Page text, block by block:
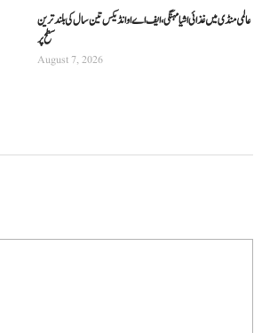
عالمی منڈی میں غذائی اشیا مہنگی، ایف اے او انڈیکس تین سال کی بلند ترین
سطح پر
August 7, 2026